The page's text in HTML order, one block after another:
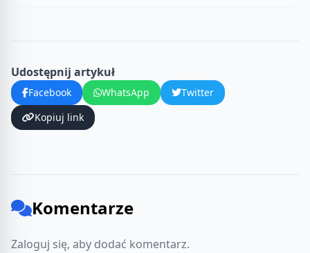
Udostępnij artykuł
Facebook WhatsApp
Twitter
Kopiuj link
Komentarze
Zaloguj się, aby dodać komentarz.